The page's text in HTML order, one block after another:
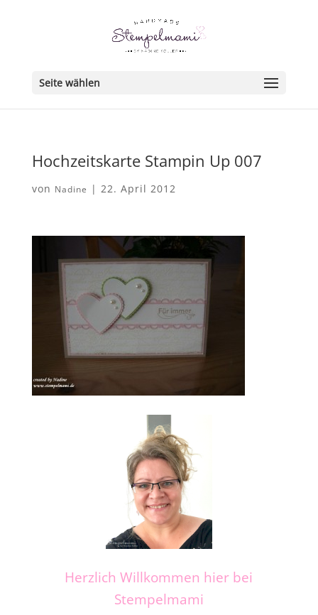
Seite wählen
Hochzeitskarte Stampin Up 007
von Nadine | 22. April 2012
Herzlich Willkommen hier bei
Stempelmami